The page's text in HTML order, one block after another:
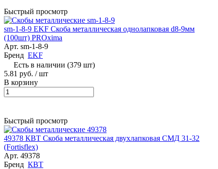
Быстрый просмотр
sm-1-8-9 EKF Скоба металлическая однолапковая d8-9мм
(100шт) PROxima
Арт. sm-1-8-9
Бренд EKF
Есть в наличии (379 шт)
5.81 руб. / шт
В корзину
Быстрый просмотр
49378 КВТ Скоба металлическая двухлапковая СМД 31-32
(Fortisflex)
Арт. 49378
Бренд КВТ